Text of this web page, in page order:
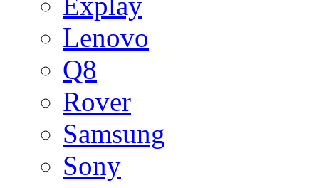
Lenovo
Q8
Rover
Samsung
Sony